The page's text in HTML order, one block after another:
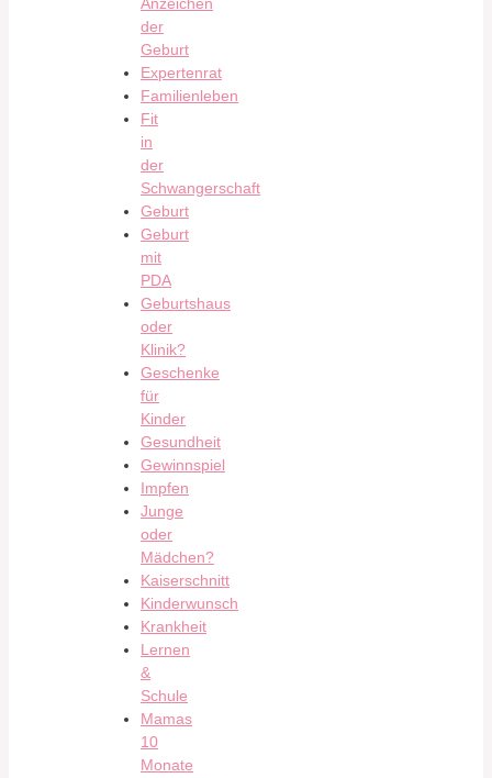
der
Geburt
Expertenrat
Familienleben
Fit
in
der
Schwangerschaft
Geburt
Geburt
mit
PDA
Geburtshaus
oder
Klinik?
Geschenke
für
Kinder
Gesundheit
Gewinnspiel
Impfen
Junge
oder
Mädchen?
Kaiserschnitt
Kinderwunsch
Krankheit
Lernen
&
Schule
Mamas
10
Monate